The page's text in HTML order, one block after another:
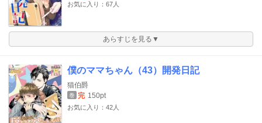
お気に入り：67人
あらすじを見る▼
僕のママちゃん（43）開発日記
猫伯爵
巻 完 150pt
お気に入り：42人